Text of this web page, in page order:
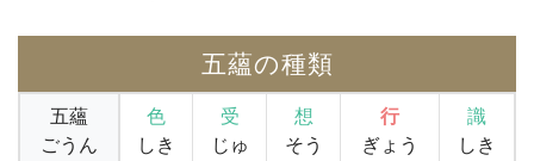
五蘊の種類
五蘊
ごうん
色
しき
受
じゅ
想
そう
行
ぎょう
識
しき